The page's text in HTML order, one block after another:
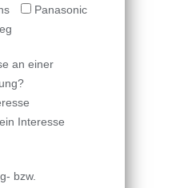
Panasonic
an einer
Interesse
bzw.